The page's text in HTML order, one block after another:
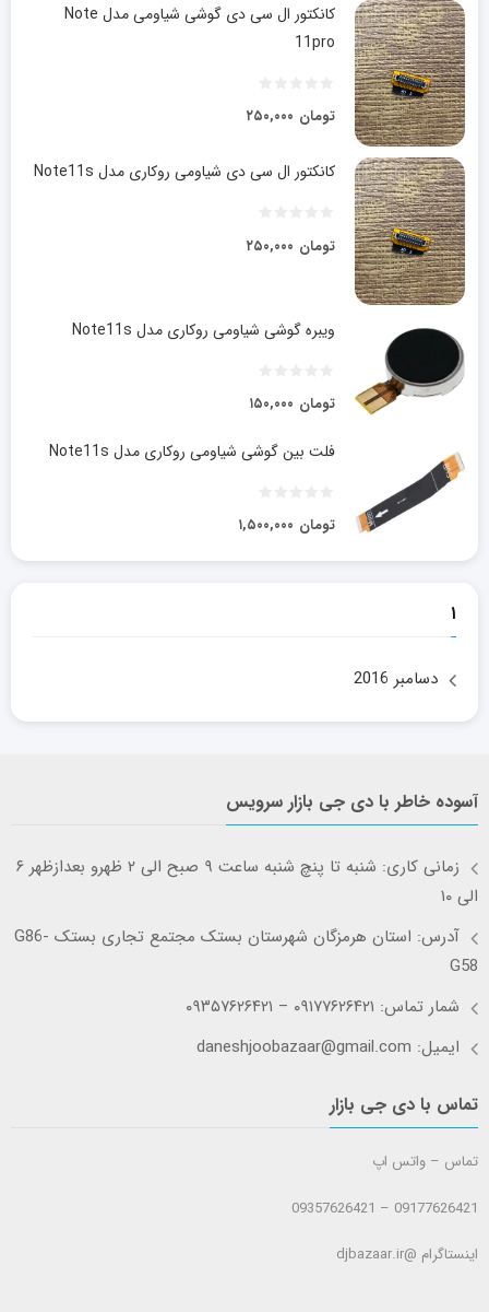
کانکتور ال سی دی گوشی شیاومی مدل Note
11pro
۲۵۰,۰۰۰ تومان
کانکتور ال سی دی شیاومی روکاری مدل Note11s
۲۵۰,۰۰۰ تومان
ویبره گوشی شیاومی روکاری مدل Note11s
۱۵۰,۰۰۰ تومان
فلت بین گوشی شیاومی روکاری مدل Note11s
۱,۵۰۰,۰۰۰ تومان
۱
دسامبر 2016
آسوده خاطر با دی جی بازار سرویس
زمانی کاری: شنبه تا پنچ شنبه ساعت ۹ صبح الی ۲ ظهرو بعدازظهر ۶
الی ۱۰
آدرس: استان هرمزگان شهرستان بستک مجتمع تجاری بستک G86-
G58
شمار تماس: ۰۹۱۷۷۶۲۶۴۲۱ – ۰۹۳۵۷۶۲۶۴۲۱
ایمیل: daneshjoobazaar@gmail.com
تماس با دی جی بازار
تماس – واتس اپ
09177626421 – 09357626421
اینستاگرام @djbazaar.ir